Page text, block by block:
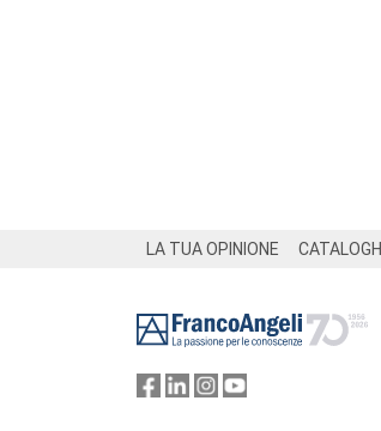
LA TUA OPINIONE CATALOGHI